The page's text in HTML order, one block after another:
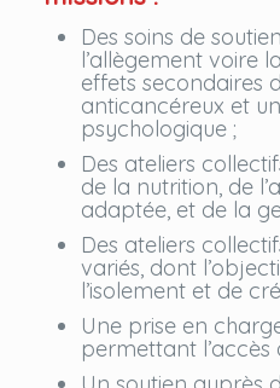
Des soins de
l’allègement voire
effets secondaires
anticancéreux et
psychologique ;
Des ateliers
de la nutrition, de
adaptée, et de la
Des ateliers
variés, dont
l’isolement et de
Une prise en
permettant l’accès